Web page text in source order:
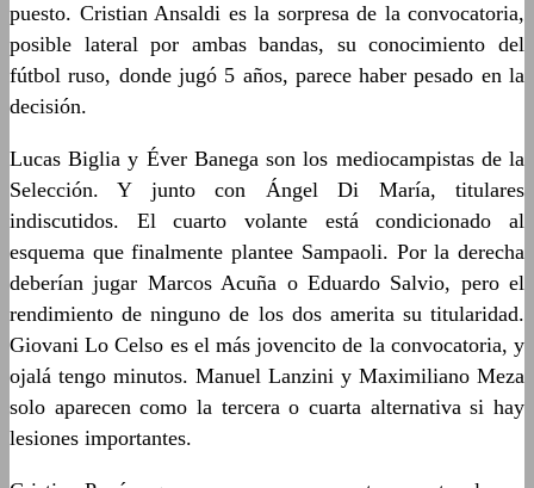
puesto. Cristian Ansaldi es la sorpresa de la convocatoria,
posible lateral por ambas bandas, su conocimiento del
fútbol ruso, donde jugó 5 años, parece haber pesado en la
decisión.
Lucas Biglia y Éver Banega son los mediocampistas de la
Selección. Y junto con Ángel Di María, titulares
indiscutidos. El cuarto volante está condicionado al
esquema que finalmente plantee Sampaoli. Por la derecha
deberían jugar Marcos Acuña o Eduardo Salvio, pero el
rendimiento de ninguno de los dos amerita su titularidad.
Giovani Lo Celso es el más jovencito de la convocatoria, y
ojalá tengo minutos. Manuel Lanzini y Maximiliano Meza
solo aparecen como la tercera o cuarta alternativa si hay
lesiones importantes.